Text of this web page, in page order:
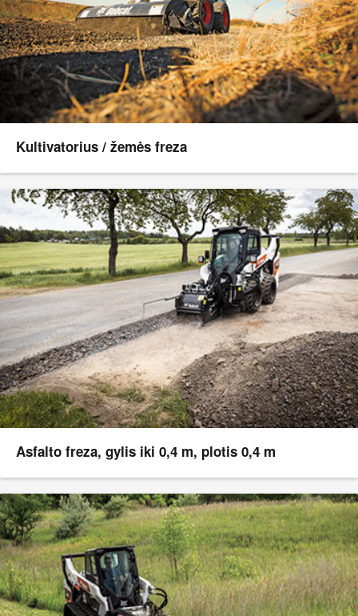
Kultivatorius / žemės freza
Asfalto freza, gylis iki 0,4 m, plotis 0,4 m